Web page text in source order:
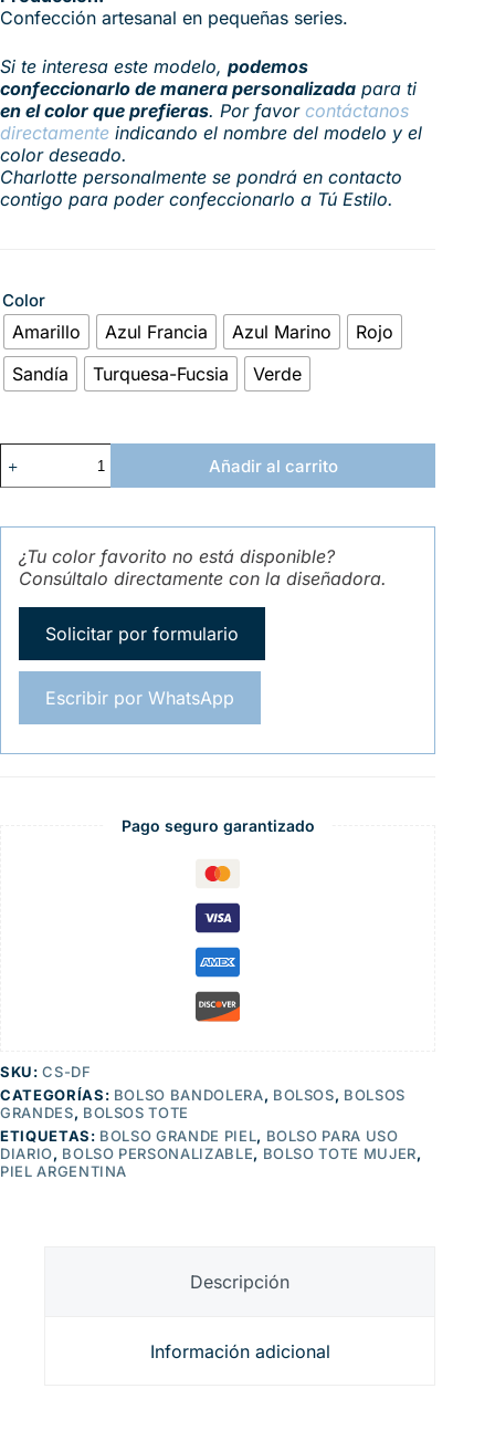
Confección artesanal en pequeñas series.
Si te interesa este modelo, podemos
confeccionarlo de manera personalizada para ti
en el color que prefieras. Por favor contáctanos
directamente indicando el nombre del modelo y el
color deseado.
Charlotte personalmente se pondrá en contacto
contigo para poder confeccionarlo a Tú Estilo.
Color
Amarillo Azul Francia Azul Marino
Rojo
Sandía
Turquesa-Fucsia Verde
Añadir al carrito
¿Tu color favorito no está disponible?
Consúltalo directamente con la diseñadora.
Solicitar por formulario
Escribir por WhatsApp
Pago seguro garantizado
SKU:CS-DF
CATEGORÍAS: BOLSO BANDOLERA, BOLSOS, BOLSOS
GRANDES, BOLSOS TOTE
ETIQUETAS: BOLSO GRANDE PIEL, BOLSO PARA USO
DIARIO, BOLSO PERSONALIZABLE, BOLSO TOTE MUJER,
PIEL ARGENTINA
Descripción
Información adicional